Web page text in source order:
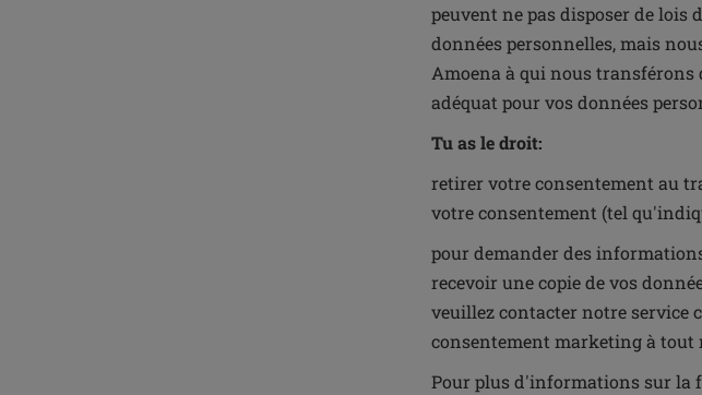
peuvent ne pas disposer de lois
données personnelles, mais
Amoena à qui nous transférons
adéquat pour vos données
Tu as le droit:
retirer votre consentement au
votre consentement (tel
pour demander des
recevoir une copie de vos
veuillez contacter notre service
consentement marketing à tout
Pour plus d'informations sur la